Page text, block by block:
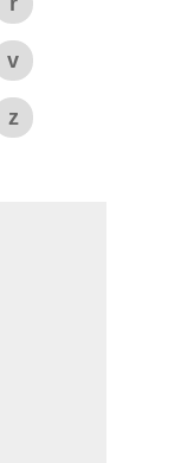
v
z